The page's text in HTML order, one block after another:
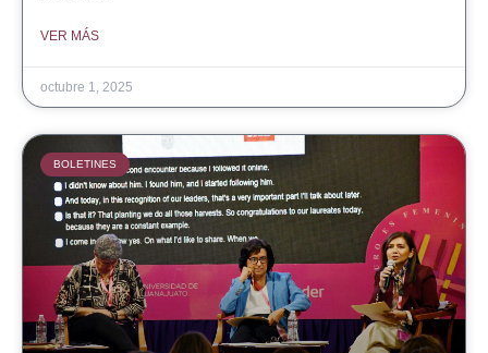
VER MÁS
octubre 1, 2025
BOLETINES